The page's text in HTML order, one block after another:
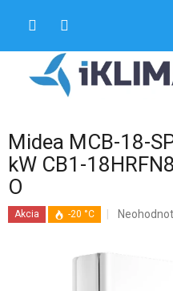
Midea MCB-18-
kW CB1-
O
Akcia -20 °C
Priemerné